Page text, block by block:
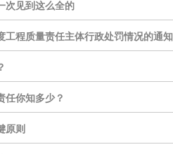
次见到这么全的
工程质量责任主体行政处罚情况的通知
任你知多少？
原则